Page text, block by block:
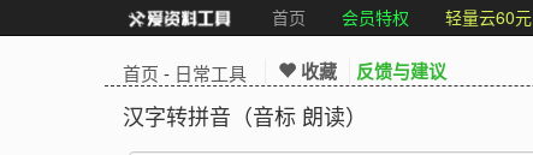
首页 会员特权 轻量云60元
首页 - 日常工具 收藏 反馈与建议
汉字转拼音（音标 朗读）